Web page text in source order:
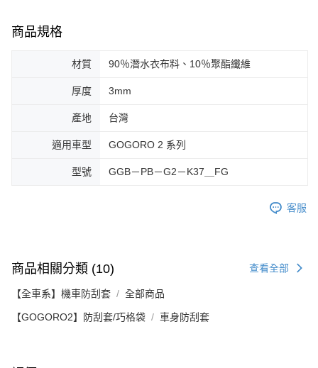
商品規格
材質 90％潛水衣布料、10％聚酯纖維
厚度 3mm
產地 台灣
適用車型 GOGORO 2 系列
型號 GGB－PB－G2－K37＿FG
客服
商品相關分類 (10) 查看全部
【全車系】機車防刮套 全部商品
【GOGORO2】防刮套/巧格袋 車身防刮套